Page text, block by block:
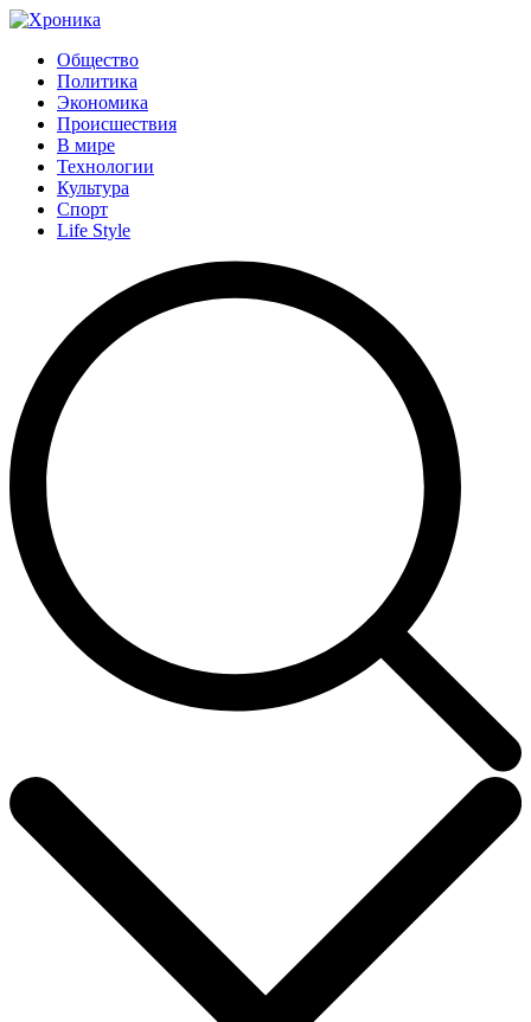
Общество
Политика
Экономика
Происшествия
В мире
Технологии
Культура
Спорт
Life Style